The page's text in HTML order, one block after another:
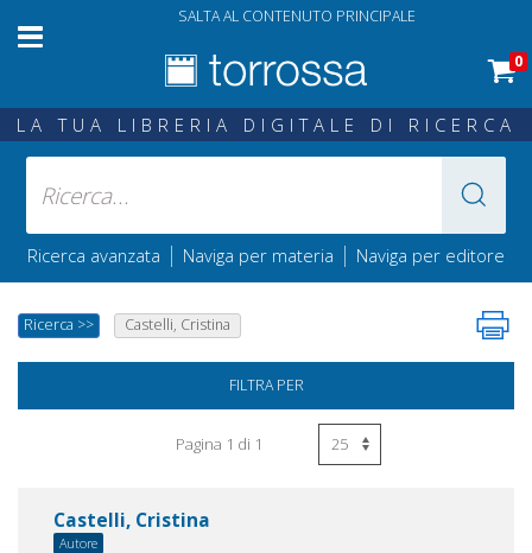
SALTA AL CONTENUTO PRINCIPALE
0
LA TUA LIBRERIA DIGITALE DI RICERCA
Ricerca avanzata | Naviga per materia | Naviga per editore
Ricerca >> Castelli, Cristina
FILTRA PER
Pagina 1 di 1
Castelli, Cristina
Autore